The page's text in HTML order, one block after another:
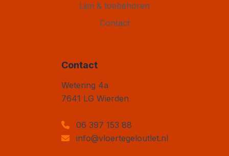
Lijm & toebehoren
Contact
Contact
Vloertegel Outlet
Wetering 4a
7641 LG Wierden
06 397 153 88
info@vloertegeloutlet.nl